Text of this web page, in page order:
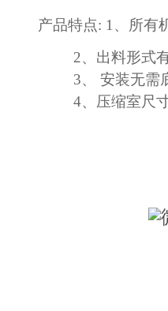
产品特点: 1、 所有
2、出料形式有
3、 安装无需底
4、压缩室尺寸